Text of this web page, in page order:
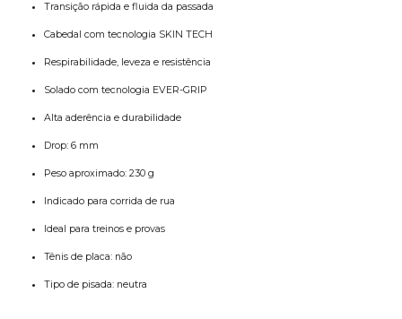
Transição rápida e fluida da passada
Cabedal com tecnologia SKIN TECH
Respirabilidade, leveza e resistência
Solado com tecnologia EVER-GRIP
Alta aderência e durabilidade
Drop: 6 mm
Peso aproximado: 230 g
Indicado para corrida de rua
Ideal para treinos e provas
Tênis de placa: não
Tipo de pisada: neutra